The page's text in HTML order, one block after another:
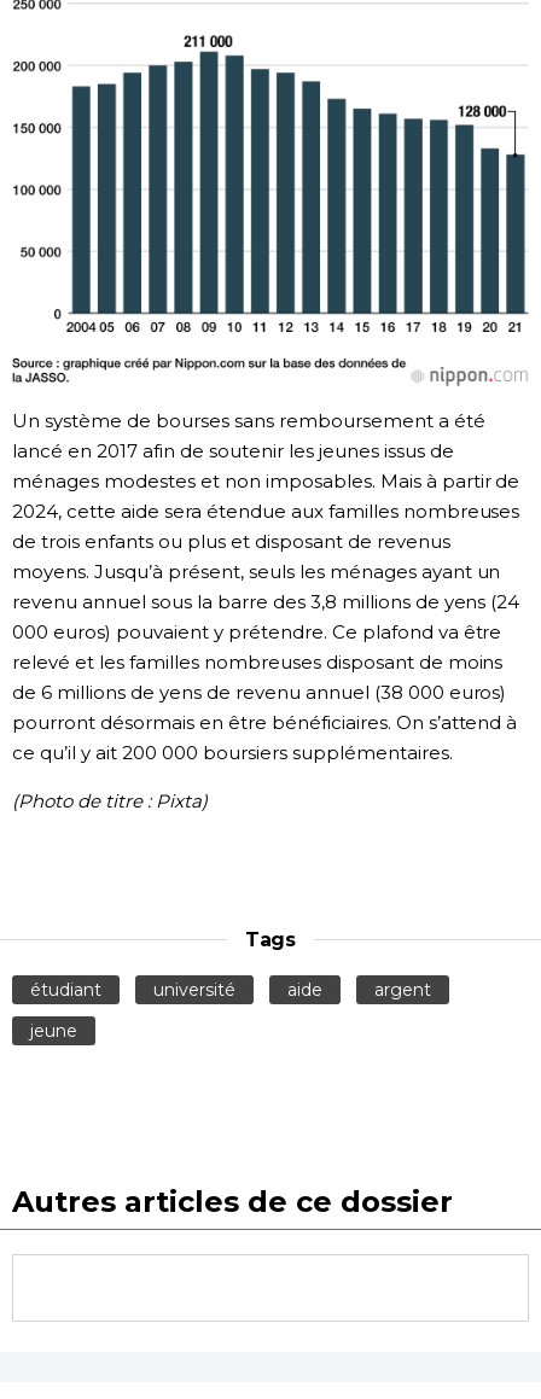
Un système de bourses sans remboursement a été
lancé en 2017 afin de soutenir les jeunes issus de
ménages modestes et non imposables. Mais à partir de
2024, cette aide sera étendue aux familles nombreuses
de trois enfants ou plus et disposant de revenus
moyens. Jusqu’à présent, seuls les ménages ayant un
revenu annuel sous la barre des 3,8 millions de yens (24
000 euros) pouvaient y prétendre. Ce plafond va être
relevé et les familles nombreuses disposant de moins
de 6 millions de yens de revenu annuel (38 000 euros)
pourront désormais en être bénéficiaires. On s’attend à
ce qu’il y ait 200 000 boursiers supplémentaires.
(Photo de titre : Pixta)
Tags
étudiant université aide
argent
jeune
Autres articles de ce dossier